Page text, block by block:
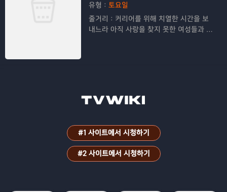
유형： 토요일
줄거리： 커리어를 위해 치열한 시간을 보
내느라 아직 사랑을 찾지 못한 여성들과 사
#1 사이트에서 시청하기
#2 사이트에서 시청하기